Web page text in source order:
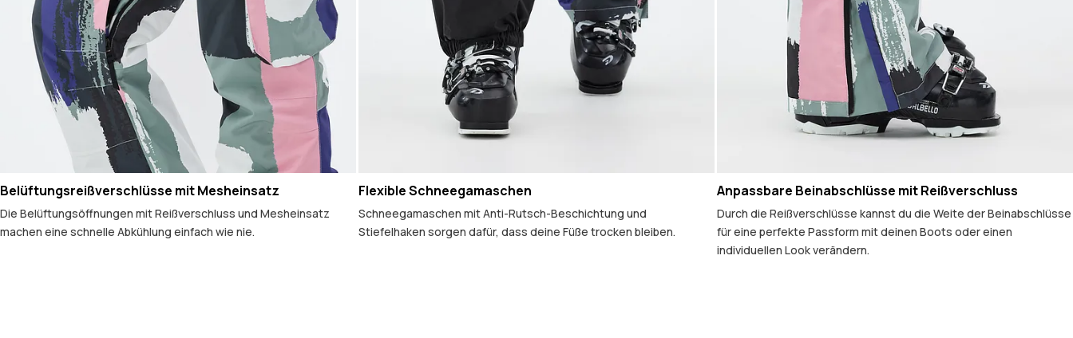
Belüftungsreißverschlüsse mit Mesheinsatz
Die Belüftungsöffnungen mit Reißverschluss und Mesheinsatz
machen eine schnelle Abkühlung einfach wie nie.
Flexible Schneegamaschen
Schneegamaschen mit Anti-Rutsch-Beschichtung und
Stiefelhaken sorgen dafür, dass deine Füße trocken bleiben.
Anpassbare Beinabschlüsse mit Reißverschluss
Durch die Reißverschlüsse kannst du die Weite der Beinabschlüsse
für eine perfekte Passform mit deinen Boots oder einen
individuellen Look verändern.